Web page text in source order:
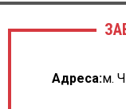
Адреса:м.